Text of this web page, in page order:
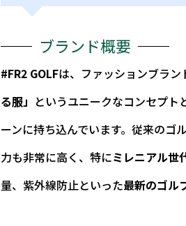
ブランド概要
#FR2 GOLFは、ファッションブラ
る服」 というユニークなコンセプ
ーンに持ち込んでいます。従来のゴ
力も非常に高く、特にミレニアル世
量、紫外線防止といった最新のゴル